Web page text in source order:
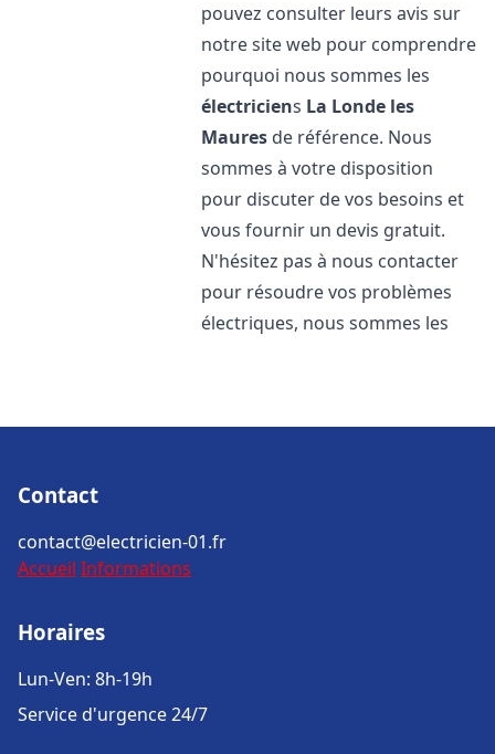
pouvez consulter leurs avis sur
notre site web pour comprendre
pourquoi nous sommes les
électriciens La Londe les
Maures de référence. Nous
sommes à votre disposition
pour discuter de vos besoins et
vous fournir un devis gratuit.
N'hésitez pas à nous contacter
pour résoudre vos problèmes
électriques, nous sommes les
Contact
contact@electricien-01.fr
Accueil Informations
Horaires
Lun-Ven: 8h-19h
Service d'urgence 24/7